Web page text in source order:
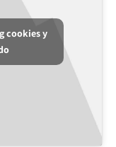
cookies y